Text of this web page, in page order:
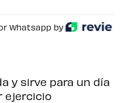
Whatsapp by
y sirve para un día
ejercicio